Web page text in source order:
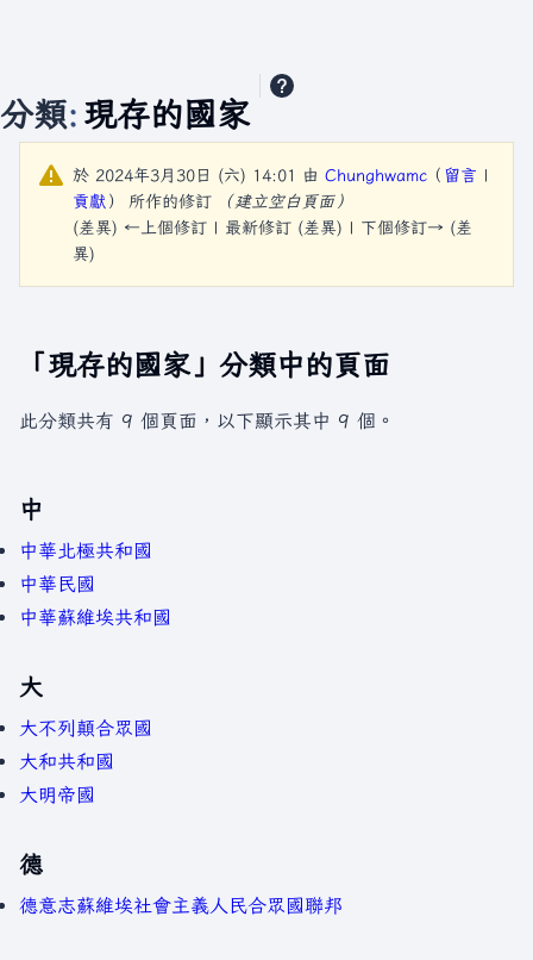
分類: 現存的國家
於 2024年3月30日 (六) 14:01 由 Chunghwamc （ 留言 |
貢獻 ） 所作的修訂
（建立空白頁面）
(差異) ←上個修訂 | 最新修訂 (差異) | 下個修訂→ (差
異)
「現存的國家」分類中的頁面
此分類共有 9 個頁面，以下顯示其中 9 個。
中
中華北極共和國
中華民國
中華蘇維埃共和國
大
大不列顛合眾國
大和共和國
大明帝國
德
德意志蘇維埃社會主義人民合眾國聯邦